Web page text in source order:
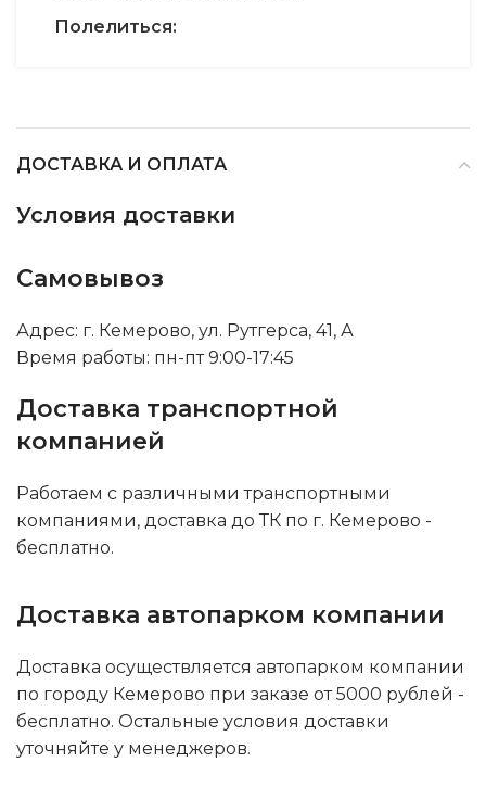
Полелиться:
ДОСТАВКА И ОПЛАТА
Условия доставки
Самовывоз
Адрес: г. Кемерово, ул. Рутгерса, 41, А
Время работы: пн-пт 9:00-17:45
Доставка транспортной
компанией
Работаем с различными транспортными
компаниями, доставка до ТК по г. Кемерово -
бесплатно.
Доставка автопарком компании
Доставка осуществляется автопарком компании
по городу Кемерово при заказе от 5000 рублей -
бесплатно. Остальные условия доставки
уточняйте у менеджеров.